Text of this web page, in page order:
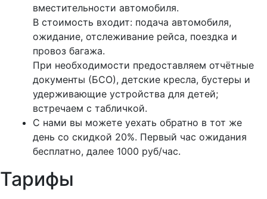
вместительности автомобиля.
В стоимость входит: подача автомобиля,
ожидание, отслеживание рейса, поездка и
провоз багажа.
При необходимости предоставляем отчётные
документы (БСО), детские кресла, бустеры и
удерживающие устройства для детей;
встречаем с табличкой.
С нами вы можете уехать обратно в тот же
день со скидкой 20%. Первый час ожидания
бесплатно, далее 1000 руб/час.
Тарифы